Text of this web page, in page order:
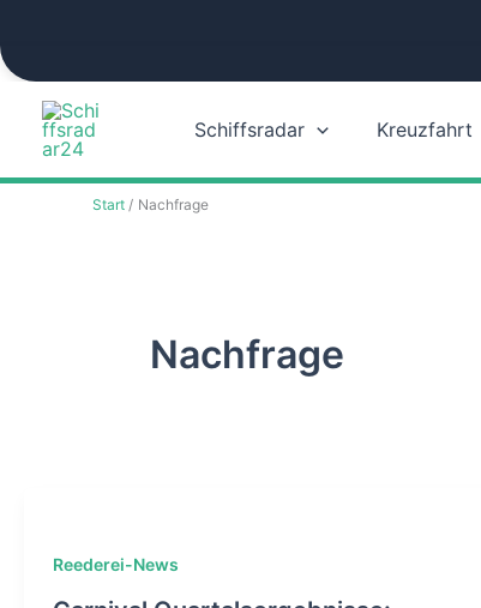
Zum
springen
Schiffsradar Kreuzfahrt
Start Nachfrage
Nachfrage
Reederei-News